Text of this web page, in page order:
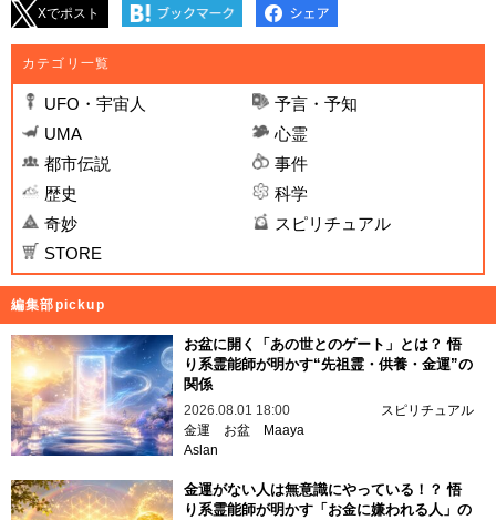
Xでポスト
カテゴリ一覧
UFO・宇宙人
予言・予知
UMA
心霊
都市伝説
事件
歴史
科学
奇妙
スピリチュアル
STORE
編集部pickup
お盆に開く「あの世とのゲート」とは？ 悟
り系霊能師が明かす“先祖霊・供養・金運”の
関係
2026.08.01 18:00
スピリチュアル
金運
お盆
Maaya
Aslan
金運がない人は無意識にやっている！？ 悟
り系霊能師が明かす「お金に嫌われる人」の